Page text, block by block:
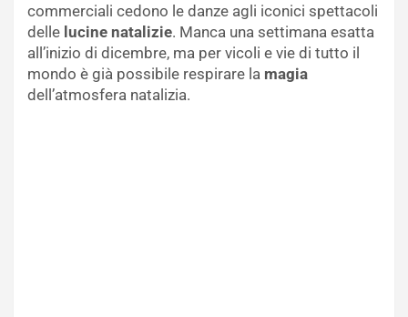
commerciali cedono le danze agli iconici spettacoli
delle lucine natalizie. Manca una settimana esatta
all’inizio di dicembre, ma per vicoli e vie di tutto il
mondo è già possibile respirare la magia
dell’atmosfera natalizia.